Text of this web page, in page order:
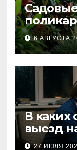
и 6 мм
6 АВГУСТА
В каких
выезд
27 ИЮЛЯ